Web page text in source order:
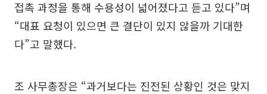
접촉 과정을 통해 수용성이 넓어졌다고 듣고 있다”며
“대표 요청이 있으면 큰 결단이 있지 않을까 기대한
다”고 말했다.
조 사무총장은 “과거보다는 진전된 상황인 것은 맞지